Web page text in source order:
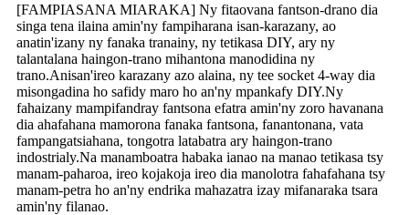
[FAMPIASANA MIARAKA] Ny fitaovana fantson-drano dia
singa tena ilaina amin'ny fampiharana isan-karazany, ao
anatin'izany ny fanaka tranainy, ny tetikasa DIY, ary ny
talantalana haingon-trano mihantona manodidina ny
trano.Anisan'ireo karazany azo alaina, ny tee socket 4-way dia
misongadina ho safidy maro ho an'ny mpankafy DIY.Ny
fahaizany mampifandray fantsona efatra amin'ny zoro havanana
dia ahafahana mamorona fanaka fantsona, fanantonana, vata
fampangatsiahana, tongotra latabatra ary haingon-trano
indostrialy.Na manamboatra habaka ianao na manao tetikasa tsy
manam-paharoa, ireo kojakoja ireo dia manolotra fahafahana tsy
manam-petra ho an'ny endrika mahazatra izay mifanaraka tsara
amin'ny filanao.